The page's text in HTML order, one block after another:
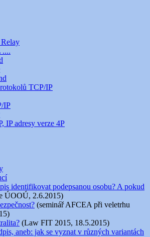
....
TCP/IP
IP
IP adresy verze 4P
identifikovat podepsanou osobu? A pokud
ÚOOÚ, 2.6.2015)
(seminář AFCEA při veletrhu
(Law FIT 2015, 18.5.2015)
aneb: jak se vyznat v různých variantách